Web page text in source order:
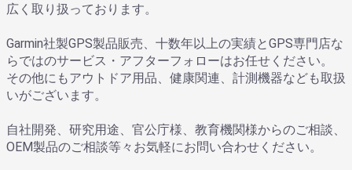
広く取り扱っております。
Garmin社製GPS製品販売、十数年以上の実績とGPS専門店な
らではのサービス・アフターフォローはお任せください。
その他にもアウトドア用品、健康関連、計測機器なども取扱
いがございます。
自社開発、研究用途、官公庁様、教育機関様からのご相談、
OEM製品のご相談等々お気軽にお問い合わせください。